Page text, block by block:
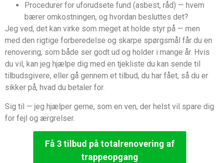
Procedurer for uforudsete fund (asbest, råd) — hvem
bærer omkostningen, og hvordan besluttes det?
Jeg ved, det kan virke som meget at holde styr på — men
med den rigtige forberedelse og skarpe spørgsmål får du en
renovering, som både ser godt ud og holder i mange år. Hvis
du vil, kan jeg hjælpe dig med en tjekliste du kan sende til
tilbudsgivere, eller gå gennem et tilbud, du har fået, så du er
sikker på, hvad du betaler for.
Sig til — jeg hjælper gerne, som en ven, der helst vil spare dig
for fejl og ærgrelser.
Få 3 tilbud på totalrenovering af
trappeopgang